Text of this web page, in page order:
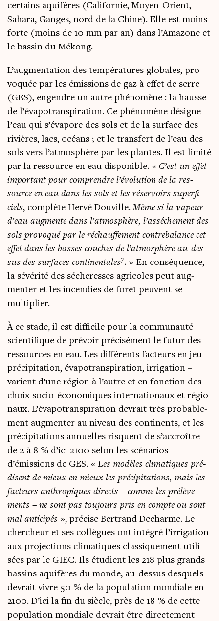
cer­tains aqui­fères (Cali­for­nie, Moyen-Orient,
Saha­ra, Ganges, nord de la Chine). Elle est moins
forte (moins de 10 mm par an) dans l’Amazone et
le bas­sin du Mékong.
L’augmentation des tem­pé­ra­tures glo­bales, pro­
vo­quée par les émis­sions de gaz à effet de serre
(GES), engendre un autre phé­no­mène : la hausse
de l’évapotranspiration. Ce phé­no­mène désigne
l’eau qui s’évapore des sols et de la sur­face des
rivières, lacs, océans ; et le trans­fert de l’eau des
sols vers l’atmosphère par les plantes. Il est limi­té
par la res­source en eau dis­po­nible. « C’est un effet
impor­tant pour com­prendre l’é­vo­lu­tion de la res­
source en eau dans les sols et les réser­voirs super­fi­
ciels, com­plète Her­vé Dou­ville.Même si la vapeur
d’eau aug­mente dans l’atmosphère, l’asséchement des
sols pro­vo­qué par le réchauf­fe­ment contre­ba­lance cet
effet dans les basses couches de l’atmosphère au-des­
sus des sur­faces conti­nen­tales7. » En consé­quence,
la sévé­ri­té des séche­resses agri­coles peut aug­
men­ter et les incen­dies de forêt peuvent se
multiplier.
À ce stade, il est dif­fi­cile pour la com­mu­nau­té
scien­ti­fique de pré­voir pré­ci­sé­ment le futur des
res­sources en eau. Les dif­fé­rents fac­teurs en jeu –
pré­ci­pi­ta­tion, éva­po­trans­pi­ra­tion, irri­ga­tion –
varient d’une région à l’autre et en fonc­tion des
choix socio-éco­no­miques inter­na­tio­naux et régio­
naux. L’évapotranspiration devrait très pro­ba­ble­
ment aug­men­ter au niveau des conti­nents, et les
pré­ci­pi­ta­tions annuelles risquent de s’accroître
de 2 à 8 % d’ici 2100 selon les scé­na­rios
d’émissions de GES. « Les modèles cli­ma­tiques pré­
disent de mieux en mieux les pré­ci­pi­ta­tions, mais les
fac­teurs anthro­piques directs – comme les pré­lè­ve­
ments – ne sont pas tou­jours pris en compte ou sont
mal anti­ci­pés », pré­cise Ber­trand Decharme. Le
cher­cheur et ses col­lègues ont inté­gré l’irrigation
aux pro­jec­tions cli­ma­tiques clas­si­que­ment uti­li­
sées par le GIEC. Ils étu­dient les 218 plus grands
bas­sins aqui­fères du monde, au-des­sus des­quels
devrait vivre 50 % de la popu­la­tion mon­diale en
2100. D’ici la fin du siècle, près de 18 % de cette
popu­la­tion mon­diale devrait être direc­te­ment